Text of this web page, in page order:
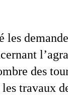
les
des
travaux